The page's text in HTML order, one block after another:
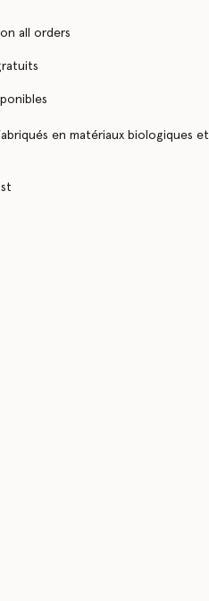
all orders
en matériaux biologiques et